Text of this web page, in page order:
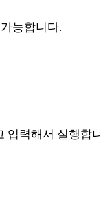
능합니다.
입력해서 실행합니